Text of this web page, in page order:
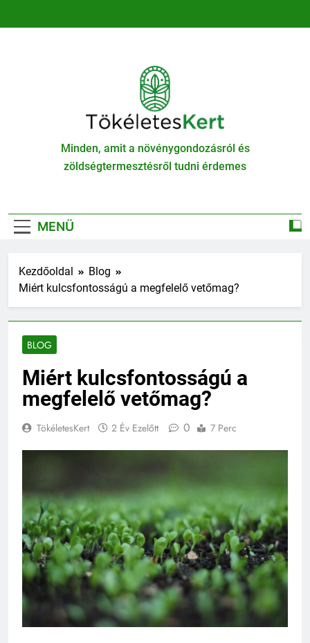
TökéletesKert
Minden, amit a növénygondozásról és
zöldségtermesztésről tudni érdemes
MENÜ
Kezdőoldal
Blog
Miért kulcsfontosságú a megfelelő vetőmag?
BLOG
Miért kulcsfontosságú a
megfelelő vetőmag?
TökéletesKert 2 Év Ezelőtt 0 7 Perc